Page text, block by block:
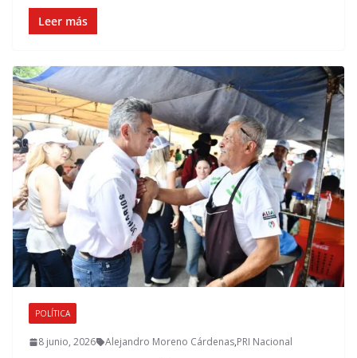
Leer más
POLÍTICA
8 junio, 2026 Alejandro Moreno Cárdenas,PRI Nacional